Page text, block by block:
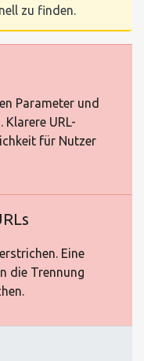
zu finden.
Parameter und
URL-
für Nutzer
Eine
die Trennung